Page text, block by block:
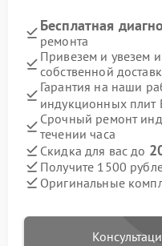
Бесплатная
ремонта
Привезем и увезем
собственной
Гарантия на наши
индукционных плит
Срочный ремонт
течении часа
Скидка для вас до
Получите 1500
Оригинальные